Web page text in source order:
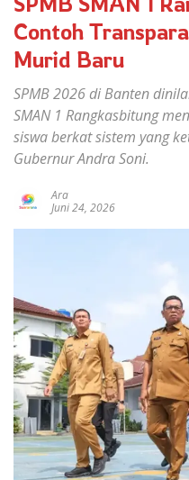
Contoh
Murid Baru
SPMB 2026 di Banten
SMAN 1 Rangkasbitung
siswa berkat sistem yang
Gubernur Andra Soni.
Ara
Juni 24, 2026